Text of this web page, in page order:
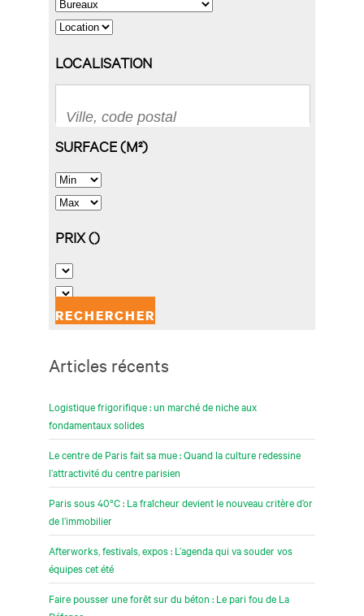
Articles récents
Logistique frigorifique : un marché de niche aux
fondamentaux solides
Le centre de Paris fait sa mue : Quand la culture redessine
l’attractivité du centre parisien
Paris sous 40°C : La fraîcheur devient le nouveau critère d’or
de l’immobilier
Afterworks, festivals, expos : L’agenda qui va souder vos
équipes cet été
Faire pousser une forêt sur du béton : Le pari fou de La